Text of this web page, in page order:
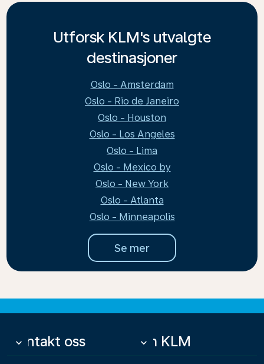
Utforsk KLM's utvalgte
destinasjoner
Oslo - Amsterdam
Oslo - Rio de Janeiro
Oslo - Houston
Oslo - Los Angeles
Oslo - Lima
Oslo - Mexico by
Oslo - New York
Oslo - Atlanta
Oslo - Minneapolis
Se mer
Kontakt oss
keyboard_arrow_down Om KLM
keyboard_arrow_down